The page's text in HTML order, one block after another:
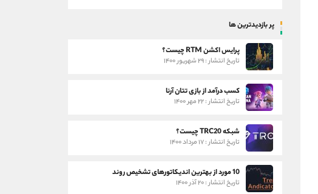
پر بازدیدترین ها
پرایس اکشن RTM چیست؟
تاریخ انتشار : ۲۹ شهریور ۱۴۰۰
کسب درآمد از بازی تتان آرنا
تاریخ انتشار : ۲۲ مهر ۱۴۰۰
شبکه TRC20 چیست؟
تاریخ انتشار : ۱۷ مرداد ۱۴۰۰
10 مورد از بهترین اندیکاتورهای تشخیص روند
تاریخ انتشار : ۲۰ آذر ۱۴۰۰